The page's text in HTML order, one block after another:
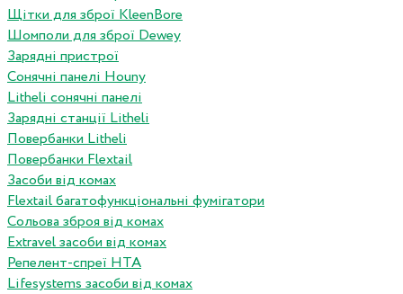
Щітки для зброї KleenBore
Шомполи для зброї Dewey
Зарядні пристрої
Сонячні панелі Houny
Litheli сонячні панелі
Зарядні станції Litheli
Повербанки Litheli
Повербанки Flextail
Засоби від комах
Flextail багатофункціональні фумігатори
Сольова зброя від комах
Extravel засоби від комах
Репелент-спреї HTA
Lifesystems засоби від комах